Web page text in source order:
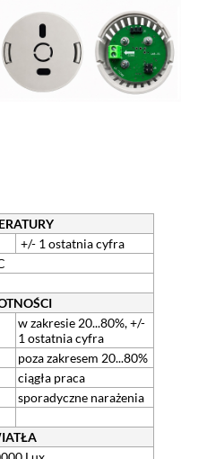
+/- 1 ostatnia cyfra
w zakresie 20...80%, +/-
1 ostatnia cyfra
poza zakresem 20...80%
ciągła praca
sporadyczne narażenia